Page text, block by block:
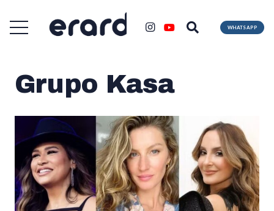
WHATSAPP
Grupo Kasa